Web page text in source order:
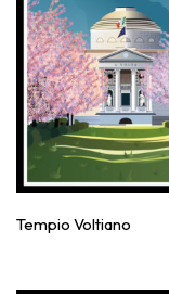
Tempio Voltiano